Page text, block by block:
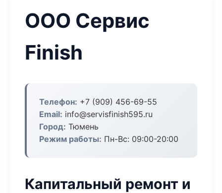
ООО Сервис
Finish
Телефон: +7 (909) 456-69-55
Email: info@servisfinish595.ru
Город: Тюмень
Режим работы: Пн-Вс: 09:00-20:00
Капитальный ремонт и